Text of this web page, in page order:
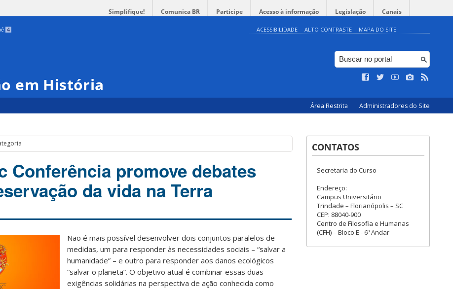
Simplifique! Comunica BR Participe Acesso à informação Legislação Canais
4 ACESSIBILIDADE ALTO CONTRASTE MAPA DO SITE
em História
Área Restrita Administradores do Site
Conferência promove debates
da vida na Terra
Não é mais possível desenvolver dois conjuntos paralelos de
medidas, um para responder às necessidades sociais – “salvar a
humanidade” – e outro para responder aos danos ecológicos
“salvar o planeta”. O objetivo atual é combinar essas duas
exigências solidárias na perspectiva de ação conhecida como
CONTATOS
Secretaria do Curso
Endereço:
Campus Universitário
Trindade – Florianópolis – SC
CEP: 88040-900
Centro de Filosofia e Humanas
(CFH) – Bloco E - 6º Andar